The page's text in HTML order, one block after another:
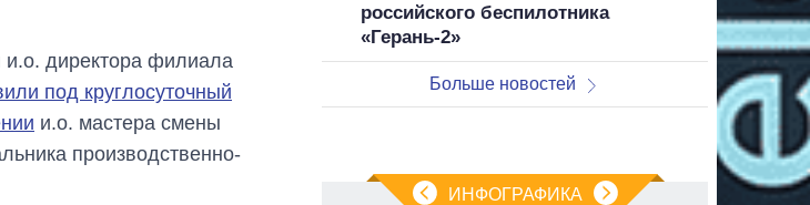
и.о. директора филиала
под круглосуточный
и.о. мастера смены
производственно-
российского беспилотника
«Герань-2»
Больше новостей
ИНФОГРАФИКА